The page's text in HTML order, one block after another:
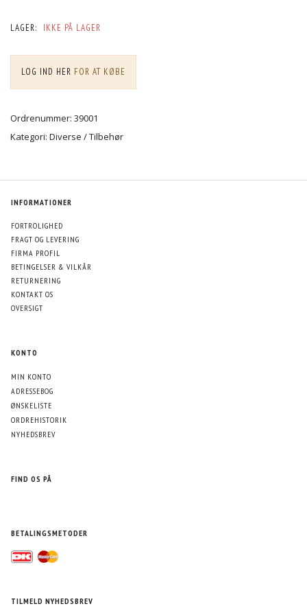
LAGER: IKKE PÅ LAGER
LOG IND HER FOR AT KØBE
Ordrenummer: 39001
Kategori: Diverse / Tilbehør
INFORMATIONER
FORTROLIGHED
FRAGT OG LEVERING
FIRMA PROFIL
BETINGELSER & VILKÅR
RETURNERING
KONTAKT OS
OVERSIGT
KONTO
MIN KONTO
ADRESSEBOG
ØNSKELISTE
ORDREHISTORIK
NYHEDSBREV
FIND OS PÅ
BETALINGSMETODER
TILMELD NYHEDSBREV